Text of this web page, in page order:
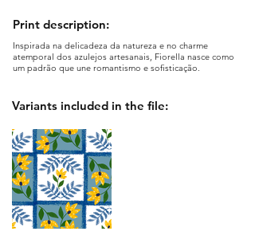
Print description:
Inspirada na delicadeza da natureza e no charme
atemporal dos azulejos artesanais, Fiorella nasce como
um padrão que une romantismo e sofisticação.
Variants included in the file: